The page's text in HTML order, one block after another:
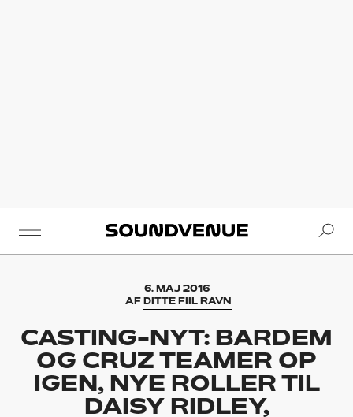
Soundvenue
6. MAJ 2016
AF DITTE FIIL RAVN
CASTING-NYT: BARDEM
OG CRUZ TEAMER OP
IGEN, NYE ROLLER TIL
DAISY RIDLEY,